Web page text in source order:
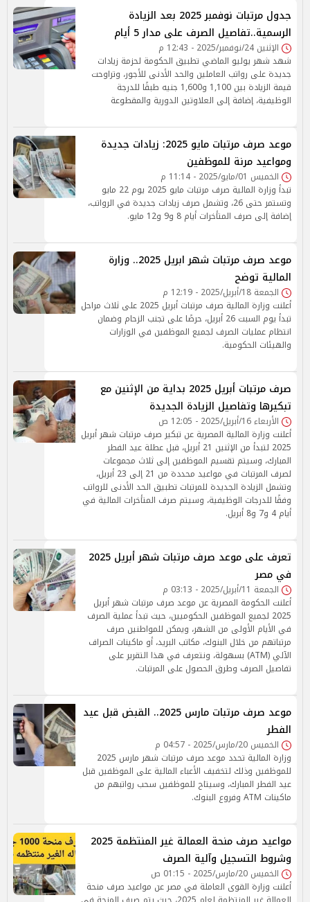
جدول مرتبات نوفمبر 2025 بعد الزيادة
الرسمية..تفاصيل الصرف على مدار 5 أيام
الإثنين 24/نوفمبر/2025 - 12:43 م
شهد شهر يوليو الماضي تطبيق الحكومة لحزمة زيادات
جديدة على رواتب العاملين والحد الأدنى للأجور، وتراوحت
قيمة الزيادة بين 1,100 و1,600 جنيه طبقًا للدرجة
الوظيفية، إضافة إلى العلاوتين الدورية والمقطوعة
موعد صرف مرتبات مايو 2025: زيادات جديدة
ومواعيد مرنة للموظفين
الخميس 01/مايو/2025 - 11:14 م
تبدأ وزارة المالية صرف مرتبات مايو 2025 يوم 22 مايو
وتستمر حتى 26، وتشمل صرف زيادات جديدة في الرواتب،
إضافة إلى صرف المتأخرات أيام 8 و9 و12 مايو.
موعد صرف مرتبات شهر ابريل 2025.. وزارة
المالية توضح
الجمعة 18/أبريل/2025 - 12:19 م
أعلنت وزارة المالية صرف مرتبات أبريل 2025 على ثلاث مراحل
تبدأ يوم السبت 26 أبريل، حرصًا على تجنب الزحام وضمان
انتظام عمليات الصرف لجميع الموظفين في الوزارات
والهيئات الحكومية.
صرف مرتبات أبريل 2025 بداية من الإثنين مع
تبكيرها وتفاصيل الزيادة الجديدة
الأربعاء 16/أبريل/2025 - 12:05 ص
أعلنت وزارة المالية المصرية عن تبكير صرف مرتبات شهر أبريل
2025 لتبدأ من الإثنين 21 أبريل، قبل عطلة عيد الفطر
المبارك، وسيتم تقسيم الموظفين إلى ثلاث مجموعات
لصرف المرتبات في مواعيد محددة من 21 إلى 23 أبريل،
وتشمل الزيادة الجديدة للمرتبات تطبيق الحد الأدنى للرواتب
وفقًا للدرجات الوظيفية، وسيتم صرف المتأخرات المالية في
أيام 4 و7 و8 أبريل.
تعرف على موعد صرف مرتبات شهر أبريل 2025
في مصر
الجمعة 11/أبريل/2025 - 03:13 م
أعلنت الحكومة المصرية عن موعد صرف مرتبات شهر أبريل
2025 لجميع الموظفين الحكوميين، حيث تبدأ عملية الصرف
في الأيام الأولى من الشهر، ويمكن للمواطنين صرف
مرتباتهم من خلال البنوك، مكاتب البريد، أو ماكينات الصراف
الآلي (ATM) بسهولة، ونتعرف في هذا التقرير على
تفاصيل الصرف وطرق الحصول على المرتبات.
موعد صرف مرتبات مارس 2025.. القبض قبل عيد
الفطر
الخميس 20/مارس/2025 - 04:57 م
وزارة المالية تحدد موعد صرف مرتبات شهر مارس 2025
للموظفين وذلك لتخفيف الأعباء المالية على الموظفين قبل
عيد الفطر المبارك، وسيتاح للموظفين سحب رواتبهم من
ماكينات ATM وفروع البنوك.
مواعيد صرف منحة العمالة غير المنتظمة 2025
وشروط التسجيل وآلية الصرف
الخميس 20/مارس/2025 - 01:15 ص
أعلنت وزارة القوى العاملة في مصر عن مواعيد صرف منحة